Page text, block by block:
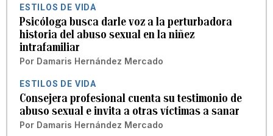
ESTILOS DE VIDA
Psicóloga busca darle voz a la perturbadora
historia del abuso sexual en la niñez
intrafamiliar
Por Damaris Hernández Mercado
ESTILOS DE VIDA
Consejera profesional cuenta su testimonio de
abuso sexual e invita a otras víctimas a sanar
Por Damaris Hernández Mercado